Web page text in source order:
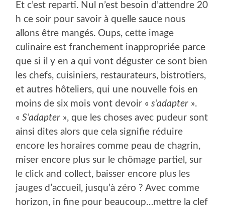
Et c’est reparti. Nul n’est besoin d’attendre 20
h ce soir pour savoir à quelle sauce nous
allons être mangés. Oups, cette image
culinaire est franchement inappropriée parce
que si il y en a qui vont déguster ce sont bien
les chefs, cuisiniers, restaurateurs, bistrotiers,
et autres hôteliers, qui une nouvelle fois en
moins de six mois vont devoir «s’adapter ».
«S’adapter », que les choses avec pudeur sont
ainsi dites alors que cela signifie réduire
encore les horaires comme peau de chagrin,
miser encore plus sur le chômage partiel, sur
le click and collect, baisser encore plus les
jauges d’accueil, jusqu’à zéro ? Avec comme
horizon, in fine pour beaucoup…mettre la clef